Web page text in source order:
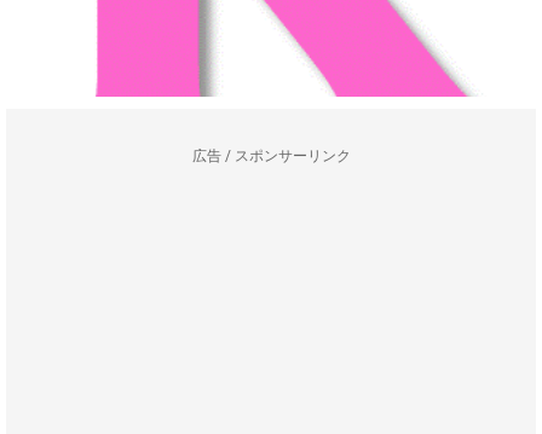
広告 / スポンサーリンク